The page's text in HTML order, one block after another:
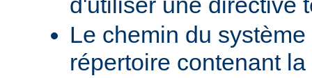
Le chemin du
répertoire contenant la